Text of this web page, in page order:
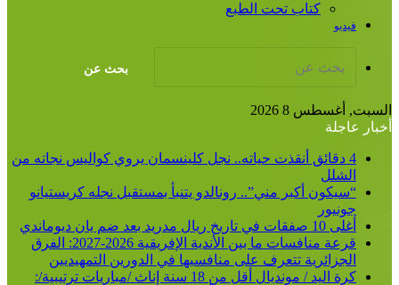
كتاب تحت الطبع
8 2026
4 دقائق أنقذت حياته.. نجل كلينسمان يروي كواليس نجاته من
أكبر مني”.. رونالدو يتنبأ بمستقبل نجله كريستيانو
قرعة منافسات ما بين الأندية الإفريقية 2026-2027: الفرق
تتعرف على منافسيها في الدورين التمهيديين
كرة اليد / مونديال أقل من 18 سنة إناث /مباريات ترتيبية/: